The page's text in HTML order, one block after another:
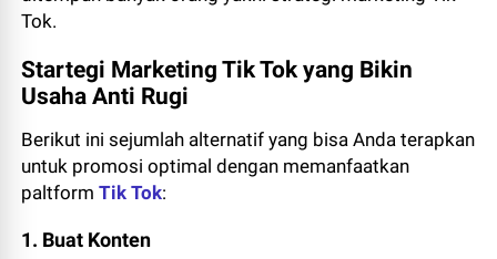
Tok.
Startegi Marketing Tik Tok yang Bikin
Usaha Anti Rugi
Berikut ini sejumlah alternatif yang bisa Anda terapkan
untuk promosi optimal dengan memanfaatkan
paltformTik Tok:
1. Buat Konten